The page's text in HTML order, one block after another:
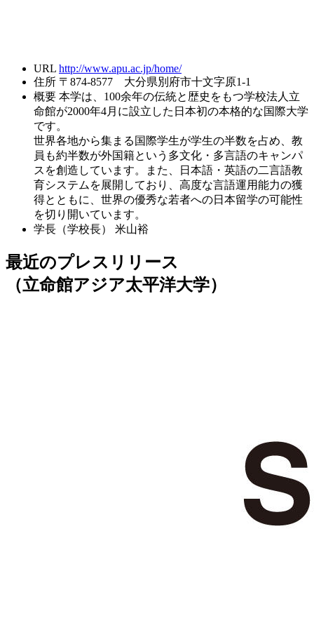
URL http://www.apu.ac.jp/home/
住所 〒874-8577 大分県別府市十文字原1-1
概要 本学は、100余年の伝統と歴史をもつ学校法人立
命館が2000年4月に設立した日本初の本格的な国際大学
です。
世界各地から集まる国際学生が学生の半数を占め、教
員も約半数が外国籍という多文化・多言語のキャンパ
スを創造しています。また、日本語・英語の二言語教
育システムを展開しており、高度な言語運用能力の獲
得とともに、世界の優秀な若者への日本留学の可能性
を切り開いています。
学長（学校長）
米山裕
最近のプレスリリース
（立命館アジア太平洋大学）